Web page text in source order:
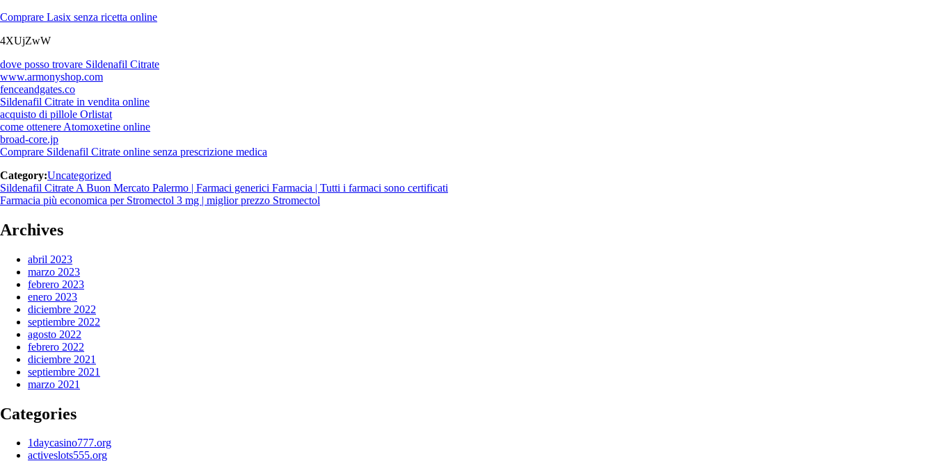
Comprare Lasix senza ricetta online
4XUjZwW
dove posso trovare Sildenafil Citrate
www.armonyshop.com
fenceandgates.co
Sildenafil Citrate in vendita online
acquisto di pillole Orlistat
come ottenere Atomoxetine online
broad-core.jp
Comprare Sildenafil Citrate online senza prescrizione medica
Category:Uncategorized
Navegación
de
entradas
Previous
post:
Sildenafil Citrate A Buon Mercato Palermo | Farmaci generici Farmacia | Tutti i farmaci sono certificati
Next
Farmacia più economica per Stromectol 3 mg | miglior prezzo Stromectol
Archives
abril 2023
marzo 2023
febrero 2023
enero 2023
diciembre 2022
septiembre 2022
agosto 2022
febrero 2022
diciembre 2021
septiembre 2021
marzo 2021
Categories
1daycasino777.org
activeslots555.org